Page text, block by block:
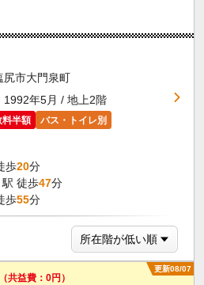
尻市大門泉町
1992年5月 / 地上2階
料半額 バス・トイレ別
歩20分
駅 徒歩47分
歩55分
更新08/07
（共益費：0円）